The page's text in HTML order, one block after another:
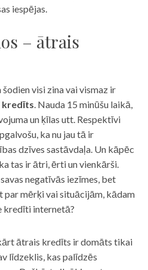
iespējas.
– ātrais
visi zina vai vismaz ir
kredīts. Nauda 15 minūšu laikā,
un ķīlas utt. Respektīvi
ka nu jau tā ir
dzīves sastāvdaļa. Un kāpēc
tas ir ātri, ērti un vienkārši.
negatīvās iezīmes, bet
par mērķi vai situācijām, kādam
kredīti internetā?
ātrais kredīts ir domāts tikai
līdzeklis, kas palīdzēs